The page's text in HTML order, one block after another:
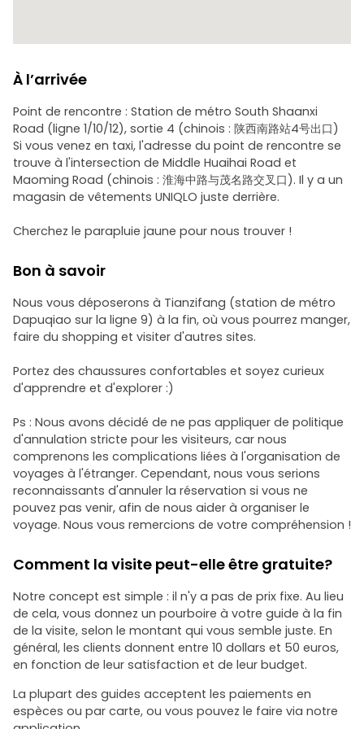
À l’arrivée
Point de rencontre : Station de métro South Shaanxi
Road (ligne 1/10/12), sortie 4 (chinois : 陕西南路站4号出口)
Si vous venez en taxi, l'adresse du point de rencontre se
trouve à l'intersection de Middle Huaihai Road et
Maoming Road (chinois : 淮海中路与茂名路交叉口). Il y a un
magasin de vêtements UNIQLO juste derrière.
Cherchez le parapluie jaune pour nous trouver !
Bon à savoir
Nous vous déposerons à Tianzifang (station de métro
Dapuqiao sur la ligne 9) à la fin, où vous pourrez manger,
faire du shopping et visiter d'autres sites.
Portez des chaussures confortables et soyez curieux
d'apprendre et d'explorer :)
Ps : Nous avons décidé de ne pas appliquer de politique
d'annulation stricte pour les visiteurs, car nous
comprenons les complications liées à l'organisation de
voyages à l'étranger. Cependant, nous vous serions
reconnaissants d'annuler la réservation si vous ne
pouvez pas venir, afin de nous aider à organiser le
voyage. Nous vous remercions de votre compréhension !
Comment la visite peut-elle être gratuite?
Notre concept est simple : il n'y a pas de prix fixe. Au lieu
de cela, vous donnez un pourboire à votre guide à la fin
de la visite, selon le montant qui vous semble juste. En
général, les clients donnent entre 10 dollars et 50 euros,
en fonction de leur satisfaction et de leur budget.
La plupart des guides acceptent les paiements en
espèces ou par carte, ou vous pouvez le faire via notre